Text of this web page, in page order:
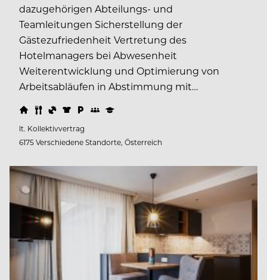
dazugehörigen Abteilungs- und
Teamleitungen Sicherstellung der
Gästezufriedenheit Vertretung des
Hotelmanagers bei Abwesenheit
Weiterentwicklung und Optimierung von
Arbeitsabläufen in Abstimmung mit…
lt. Kollektivvertrag
6175 Verschiedene Standorte, Österreich